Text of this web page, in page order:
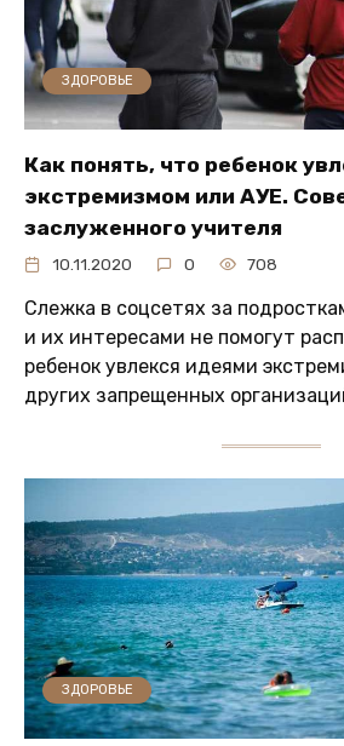
ЗДОРОВЬЕ
Как понять, что ребенок
экстремизмом или АУЕ.
заслуженного учителя
10.11.2020 0 708
Слежка в соцсетях за
и их интересами не помогут
ребенок увлекся идеями
других запрещенных
ЗДОРОВЬЕ